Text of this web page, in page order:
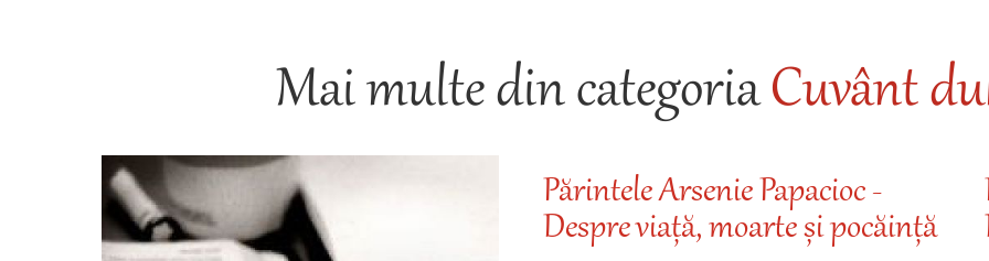
Mai multe din categoriaCuvânt
Părintele Arsenie Papacioc -
Despre viață, moarte și pocăință